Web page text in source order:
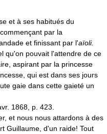
et à ses habitués du
par la
et finissant par l'aïoli.
qu'on pouvait l'attendre de ce
aspirant par la princesse
qui est dans ses jours
gaie dans cette gaieté un
1868, p. 423.
et nous nous attardons à des
Guillaume, d'un raide! Tout